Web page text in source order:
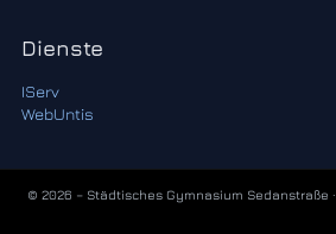
Dienste
IServ
WebUntis
© 2026 – Städtisches Gymnasium Sedanstraße ·